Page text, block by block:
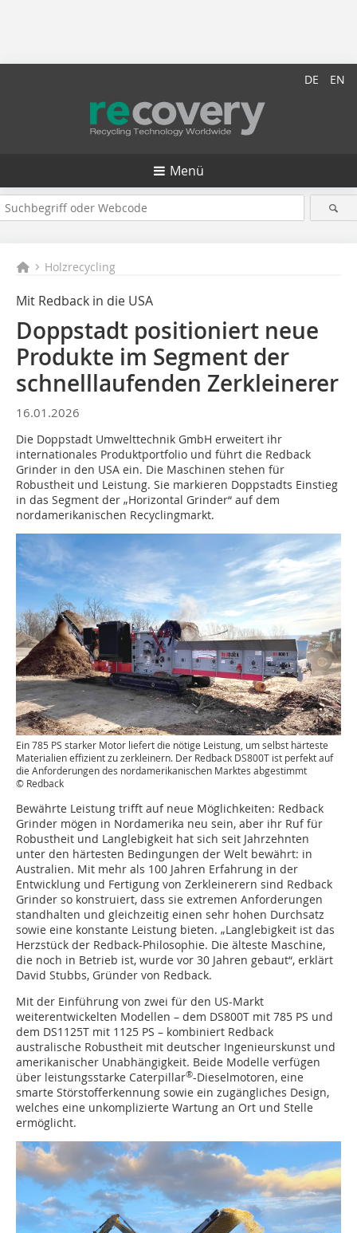
DE EN
Menü
Holzrecycling
Mit Redback in die USA
Doppstadt positioniert neue
Produkte im Segment der
schnelllaufenden Zerkleinerer
16.01.2026
Die Doppstadt Umwelttechnik GmbH erweitert ihr
internationales Produktportfolio und führt die Redback
Grinder in den USA ein. Die Maschinen stehen für
Robustheit und Leistung. Sie markieren Doppstadts Einstieg
in das Segment der „Horizontal Grinder“ auf dem
nordamerikanischen Recyclingmarkt.
Ein 785 PS starker Motor liefert die nötige Leistung, um selbst härteste
Materialien effizient zu zerkleinern. Der Redback DS800T ist perfekt auf
die Anforderungen des nordamerikanischen Marktes abgestimmt
© Redback
Bewährte Leistung trifft auf neue Möglichkeiten: Redback
Grinder mögen in Nordamerika neu sein, aber ihr Ruf für
Robustheit und Langlebigkeit hat sich seit Jahrzehnten
unter den härtesten Bedingungen der Welt bewährt: in
Australien. Mit mehr als 100 Jahren Erfahrung in der
Entwicklung und Fertigung von Zerkleinerern sind Redback
Grinder so konstruiert, dass sie extremen Anforderungen
standhalten und gleichzeitig einen sehr hohen Durchsatz
sowie eine konstante Leistung bieten. „Langlebigkeit ist das
Herzstück der Redback-Philosophie. Die älteste Maschine,
die noch in Betrieb ist, wurde vor 30 Jahren gebaut“, erklärt
David Stubbs, Gründer von Redback.
Mit der Einführung von zwei für den US-Markt
weiterentwickelten Modellen – dem DS800T mit 785 PS und
dem DS1125T mit 1125 PS – kombiniert Redback
australische Robustheit mit deutscher Ingenieurskunst und
amerikanischer Unabhängigkeit. Beide Modelle verfügen
über leistungsstarke Caterpillar®-Dieselmotoren, eine
smarte Störstofferkennung sowie ein zugängliches Design,
welches eine unkomplizierte Wartung an Ort und Stelle
ermöglicht.